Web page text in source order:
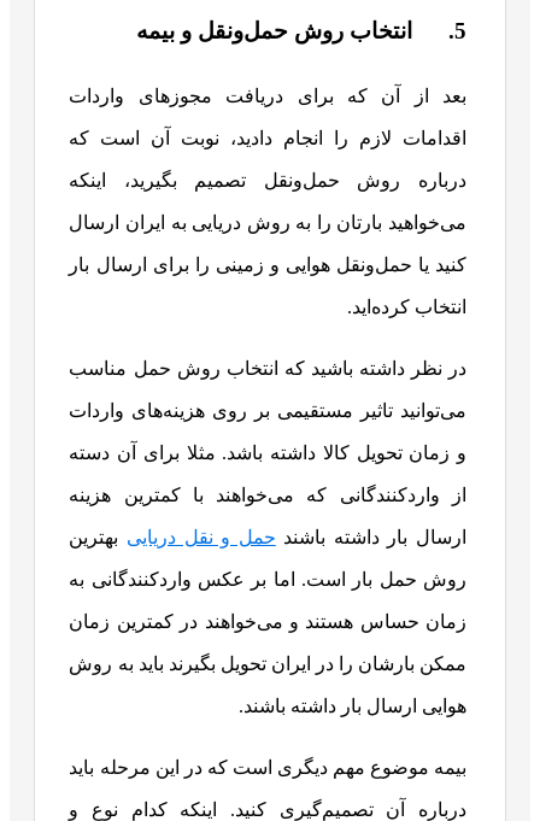
5. انتخاب روش حمل‌ونقل و بیمه
بعد از آن که برای دریافت مجوزهای واردات
اقدامات لازم را انجام دادید، نوبت آن است که
درباره روش حمل‌ونقل تصمیم بگیرید، اینکه
می‌خواهید بارتان را به روش دریایی به ایران ارسال
کنید یا حمل‌ونقل هوایی و زمینی را برای ارسال بار
انتخاب کرده‌اید.
در نظر داشته باشید که انتخاب روش حمل مناسب
می‌توانید تاثیر مستقیمی بر روی هزینه‌های واردات
و زمان تحویل کالا داشته باشد. مثلا برای آن دسته
از واردکنندگانی که می‌خواهند با کمترین هزینه
ارسال بار داشته باشند حمل ‌و نقل دریایی بهترین
روش حمل بار است. اما بر عکس واردکنندگانی به
زمان حساس هستند و می‌خواهند در کمترین زمان
ممکن بارشان را در ایران تحویل بگیرند باید به روش
هوایی ارسال بار داشته باشند.
بیمه موضوع مهم دیگری است که در این مرحله باید
درباره آن تصمیم‌گیری کنید. اینکه کدام نوع و